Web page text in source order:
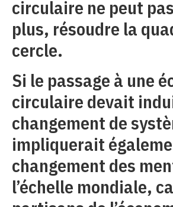
circulaire ne peut
plus, résoudre la
cercle.
Si le passage à une
circulaire devait
changement de
impliquerait
changement des
l’échelle mondiale,